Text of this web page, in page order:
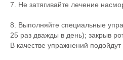
7. Не затягивайте лечение
8. Выполняйте специальные
25 раз дважды в день); закрыв
В качестве упражнений